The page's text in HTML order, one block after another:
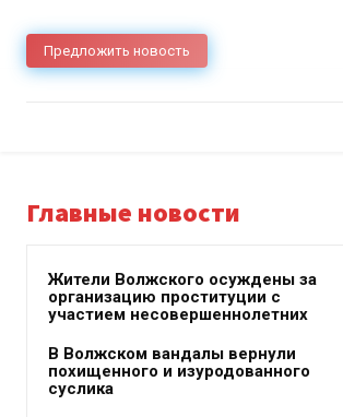
Предложить новость
Главные новости
Жители Волжского осуждены за
организацию проституции с
участием несовершеннолетних
В Волжском вандалы вернули
похищенного и изуродованного
суслика